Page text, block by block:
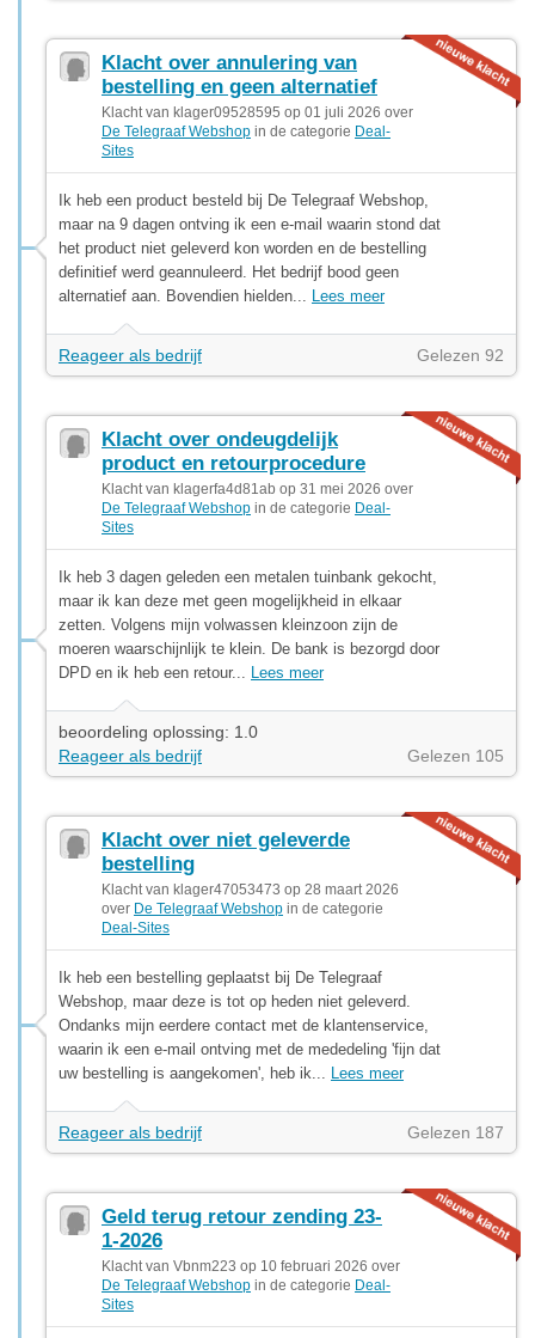
Klacht over annulering van
bestelling en geen alternatief
Klacht van klager09528595 op 01 juli 2026 over
De Telegraaf Webshop in de categorie Deal-
Sites
Ik heb een product besteld bij De Telegraaf Webshop,
maar na 9 dagen ontving ik een e-mail waarin stond dat
het product niet geleverd kon worden en de bestelling
definitief werd geannuleerd. Het bedrijf bood geen
alternatief aan. Bovendien hielden... Lees meer
Reageer als bedrijf Gelezen 92
Klacht over ondeugdelijk
product en retourprocedure
Klacht van klagerfa4d81ab op 31 mei 2026 over
De Telegraaf Webshop in de categorie Deal-
Sites
Ik heb 3 dagen geleden een metalen tuinbank gekocht,
maar ik kan deze met geen mogelijkheid in elkaar
zetten. Volgens mijn volwassen kleinzoon zijn de
moeren waarschijnlijk te klein. De bank is bezorgd door
DPD en ik heb een retour... Lees meer
beoordeling oplossing: 1.0
Reageer als bedrijf
Gelezen 105
Klacht over niet geleverde
bestelling
Klacht van klager47053473 op 28 maart 2026
over De Telegraaf Webshop in de categorie
Deal-Sites
Ik heb een bestelling geplaatst bij De Telegraaf
Webshop, maar deze is tot op heden niet geleverd.
Ondanks mijn eerdere contact met de klantenservice,
waarin ik een e-mail ontving met de mededeling 'fijn dat
uw bestelling is aangekomen', heb ik... Lees meer
Reageer als bedrijf Gelezen 187
Geld terug retour zending 23-
1-2026
Klacht van Vbnm223 op 10 februari 2026 over
De Telegraaf Webshop in de categorie Deal-
Sites